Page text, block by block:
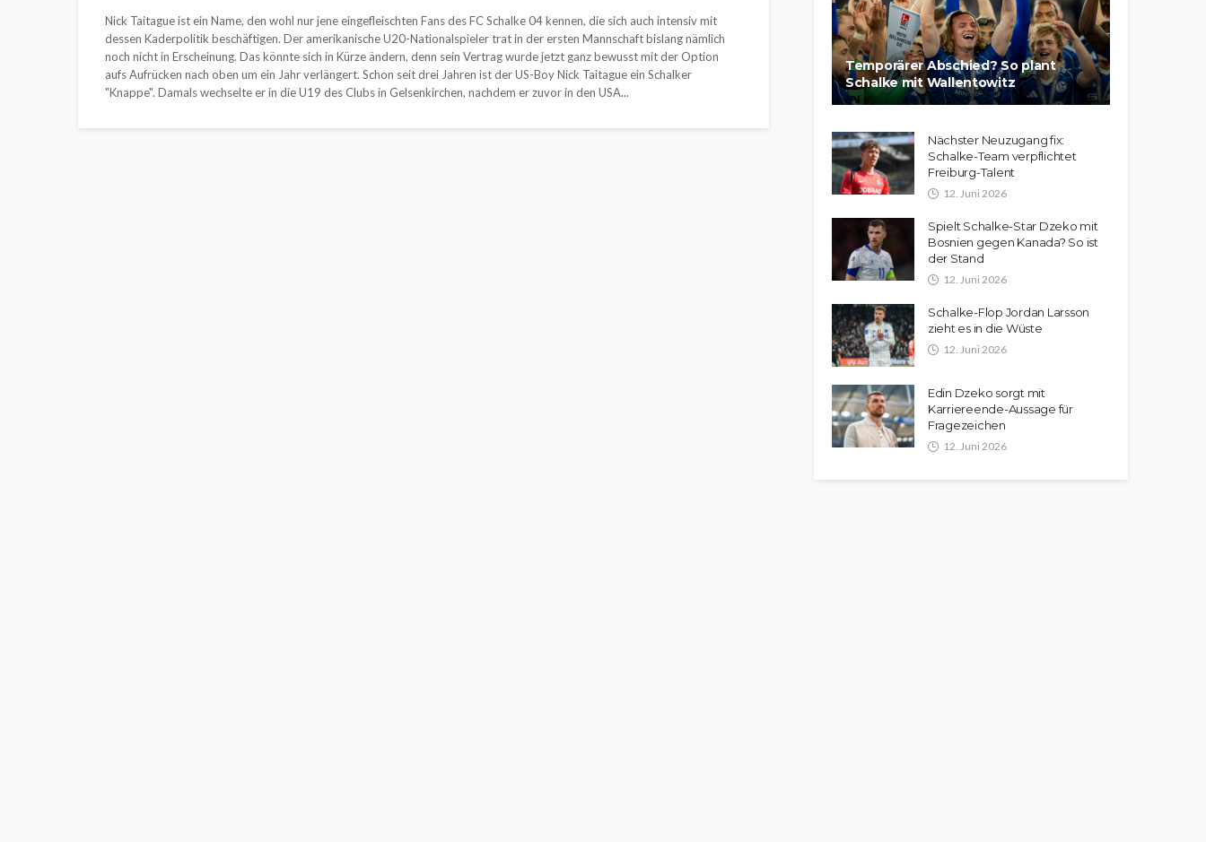
Nick Taitague ist ein Name, den wohl nur jene eingefleischten Fans des FC Schalke 04 kennen, die sich auch intensiv mit
dessen Kaderpolitik beschäftigen. Der amerikanische U20-Nationalspieler trat in der ersten Mannschaft bislang nämlich
noch nicht in Erscheinung. Das könnte sich in Kürze ändern, denn sein Vertrag wurde jetzt ganz bewusst mit der Option
aufs Aufrücken nach oben um ein Jahr verlängert. Schon seit drei Jahren ist der US-Boy Nick Taitague ein Schalker
"Knappe". Damals wechselte er in die U19 des Clubs in Gelsenkirchen, nachdem er zuvor in den USA...
Temporärer Abschied? So plant
Schalke mit Wallentowitz
Nächster Neuzugang fix:
Schalke-Team verpflichtet
Freiburg-Talent
12. Juni 2026
Spielt Schalke-Star Dzeko mit
Bosnien gegen Kanada? So ist
der Stand
12. Juni 2026
Schalke-Flop Jordan Larsson
zieht es in die Wüste
12. Juni 2026
Edin Dzeko sorgt mit
Karriereende-Aussage für
Fragezeichen
12. Juni 2026